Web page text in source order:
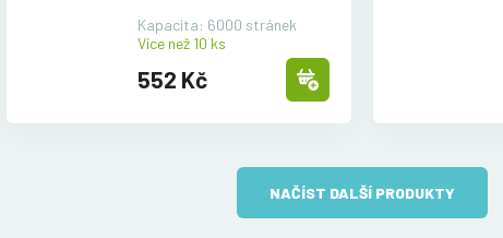
Kapacita: 6000 stránek
Více než 10 ks
552 Kč
NAČÍST DALŠÍ PRODUKTY